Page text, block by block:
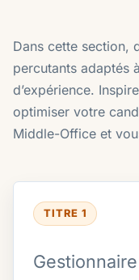
Dans cette section,
percutants adaptés
d’expérience.
optimiser votre
Middle-Office et
TITRE 1